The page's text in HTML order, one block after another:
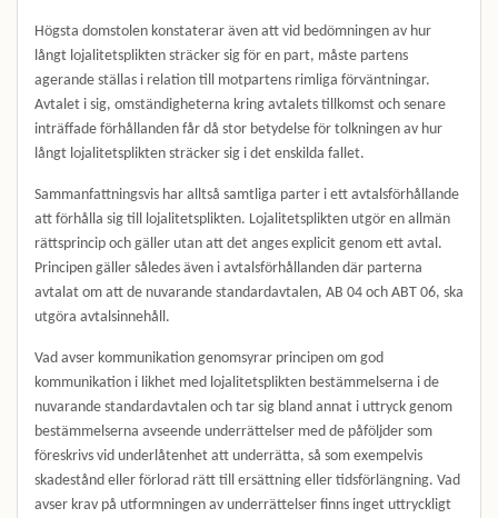
Högsta domstolen konstaterar även att vid bedömningen av hur
långt lojalitetsplikten sträcker sig för en part, måste partens
agerande ställas i relation till motpartens rimliga förväntningar.
Avtalet i sig, omständigheterna kring avtalets tillkomst och senare
inträffade förhållanden får då stor betydelse för tolkningen av hur
långt lojalitetsplikten sträcker sig i det enskilda fallet.
Sammanfattningsvis har alltså samtliga parter i ett avtalsförhållande
att förhålla sig till lojalitetsplikten. Lojalitetsplikten utgör en allmän
rättsprincip och gäller utan att det anges explicit genom ett avtal.
Principen gäller således även i avtalsförhållanden där parterna
avtalat om att de nuvarande standardavtalen, AB 04 och ABT 06, ska
utgöra avtalsinnehåll.
Vad avser kommunikation genomsyrar principen om god
kommunikation i likhet med lojalitetsplikten bestämmelserna i de
nuvarande standardavtalen och tar sig bland annat i uttryck genom
bestämmelserna avseende underrättelser med de påföljder som
föreskrivs vid underlåtenhet att underrätta, så som exempelvis
skadestånd eller förlorad rätt till ersättning eller tidsförlängning. Vad
avser krav på utformningen av underrättelser finns inget uttryckligt